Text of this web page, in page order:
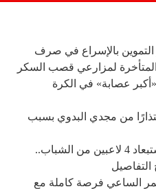
التموين بالإسراع في صرف
المتأخرة لمزارعي قصب السكر
عصابة» في الكرة
من مجدي البدوي بسبب
الزمالك يكشف أسباب استبعاد 4 لاعبين من الشباب..
الساعي فرصة كاملة مع